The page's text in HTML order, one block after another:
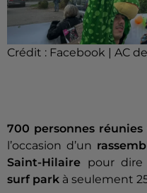
Crédit : Facebook | AC
700 personnes
l’occasion d’un
Saint-Hilaire pour dire
surf park à seulement